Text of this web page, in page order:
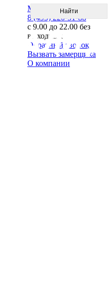
Меню
8 (495) 220-51-88
с 9.00 до 22.00 без
выходных
Обратный звонок
Вызвать замерщика
О компании